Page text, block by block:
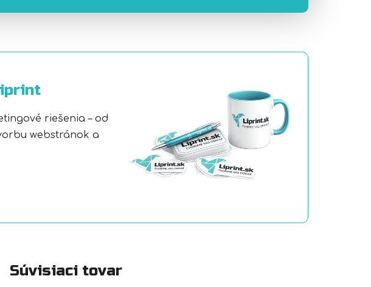
riešenia – od
webstránok a
Súvisiaci tovar